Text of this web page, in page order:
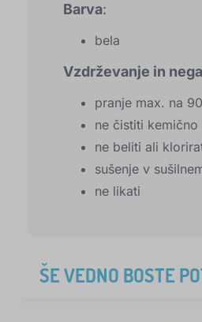
Barva:
bela
Vzdrževanje in nega
pranje max. na
ne čistiti kemično
ne beliti ali
sušenje v
ne likati
ŠE VEDNO BOSTE